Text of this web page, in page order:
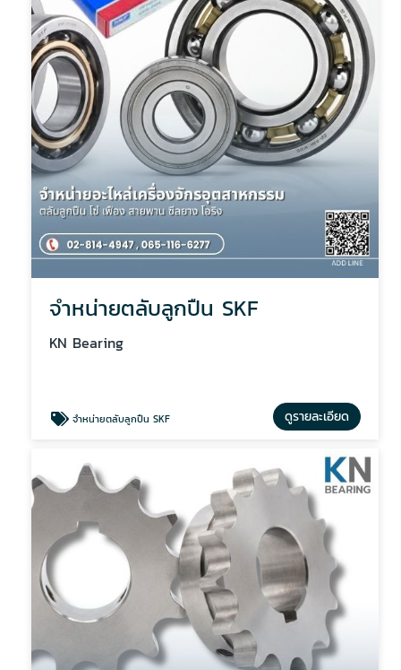
จำหน่ายตลับลูกปืน SKF
KN Bearing
จำหน่ายตลับลูกปืน SKF ดูรายละเอียด